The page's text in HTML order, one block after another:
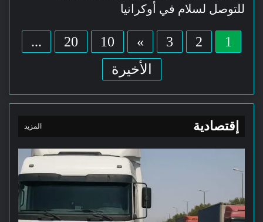
للتوصل لسلام في أوكرانيا
1
2
3
»
10
20
...
الأخيرة
إقتصادية المزيد